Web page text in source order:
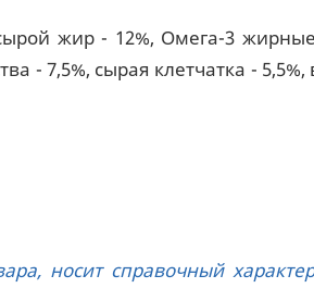
жир - 12%, Омега-3
- 7,5%, сырая клетчатка - 5,5%,
носит справочный